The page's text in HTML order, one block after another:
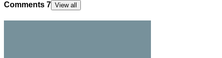
Comments 7 View all